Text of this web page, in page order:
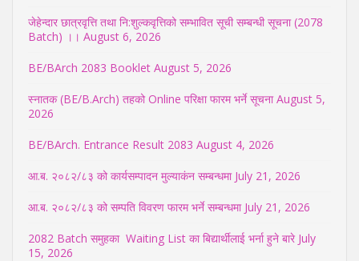
जेहेन्दार छात्रवृत्ति तथा नि:शुल्कवृत्तिको सम्भावित सूची सम्बन्धी सूचना (2078
Batch) ।। August 6, 2026
BE/BArch 2083 Booklet August 5, 2026
स्नातक (BE/B.Arch) तहको Online परिक्षा फारम भर्ने सूचना August 5,
2026
BE/BArch. Entrance Result 2083 August 4, 2026
आ.ब. २०८२/८३ को कार्यसम्पादन मुल्याकंन सम्बन्धमा July 21, 2026
आ.ब. २०८२/८३ को सम्पति विवरण फारम भर्ने सम्बन्धमा July 21, 2026
2082 Batch समुहका Waiting List का बिद्यार्थीलाई भर्ना हुने बारे July
15, 2026